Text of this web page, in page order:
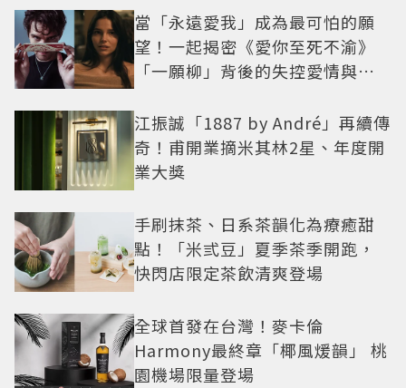
當「永遠愛我」成為最可怕的願
望！一起揭密《愛你至死不渝》
「一願柳」背後的失控愛情與爆
江振誠「1887 by André」再續傳
奇！甫開業摘米其林2星、年度開
業大獎
手刷抹茶、日系茶韻化為療癒甜
點！「米弎豆」夏季茶季開跑，
快閃店限定茶飲清爽登場
全球首發在台灣！麥卡倫
Harmony最終章「椰風煖韻」 桃
園機場限量登場